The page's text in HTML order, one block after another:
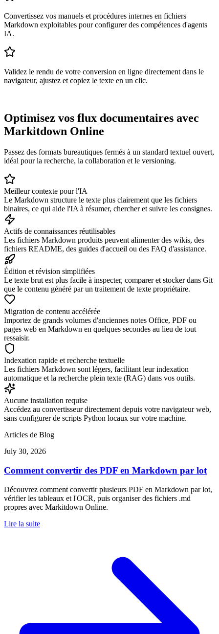
Convertissez vos manuels et procédures internes en fichiers
Markdown exploitables pour configurer des compétences d'agents
IA.
Validez le rendu de votre conversion en ligne directement dans le
navigateur, ajustez et copiez le texte en un clic.
Optimisez vos flux documentaires avec
Markitdown Online
Passez des formats bureautiques fermés à un standard textuel ouvert,
idéal pour la recherche, la collaboration et le versioning.
Meilleur contexte pour l'IA
Le Markdown structure le texte plus clairement que les fichiers
binaires, ce qui aide l'IA à résumer, chercher et suivre les consignes.
Actifs de connaissances réutilisables
Les fichiers Markdown produits peuvent alimenter des wikis, des
fichiers README, des guides d'accueil ou des FAQ d'assistance.
Édition et révision simplifiées
Le texte brut est plus facile à inspecter, comparer et stocker dans Git
que le contenu généré par un traitement de texte propriétaire.
Migration de contenu accélérée
Importez de grands volumes d'anciennes notes Office, PDF ou
pages web en Markdown en quelques secondes au lieu de tout
ressaisir.
Indexation rapide et recherche textuelle
Les fichiers Markdown sont légers, facilitant leur indexation
automatique et la recherche plein texte (RAG) dans vos outils.
Aucune installation requise
Accédez au convertisseur directement depuis votre navigateur web,
sans configurer de scripts Python locaux sur votre machine.
Articles de Blog
July 30, 2026
Comment convertir des PDF en Markdown par lot
Découvrez comment convertir plusieurs PDF en Markdown par lot,
vérifier les tableaux et l'OCR, puis organiser des fichiers .md
propres avec Markitdown Online.
Lire la suite